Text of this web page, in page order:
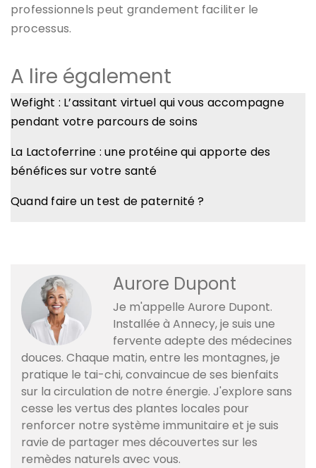
professionnels peut grandement faciliter le
processus.
A lire également
Wefight : L’assitant virtuel qui vous accompagne
pendant votre parcours de soins
La Lactoferrine : une protéine qui apporte des
bénéfices sur votre santé
Quand faire un test de paternité ?
Aurore Dupont
Je m'appelle Aurore Dupont.
Installée à Annecy, je suis une
fervente adepte des médecines
douces. Chaque matin, entre les montagnes, je
pratique le tai-chi, convaincue de ses bienfaits
sur la circulation de notre énergie. J'explore sans
cesse les vertus des plantes locales pour
renforcer notre système immunitaire et je suis
ravie de partager mes découvertes sur les
remèdes naturels avec vous.